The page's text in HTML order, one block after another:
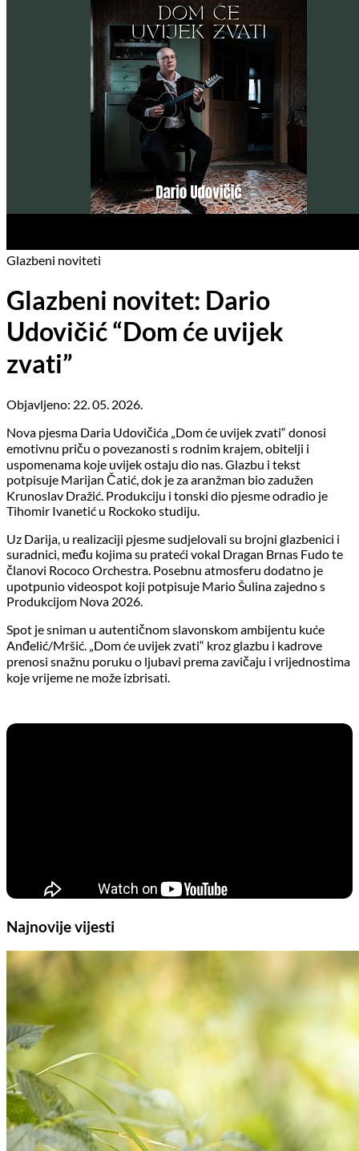
Glazbeni noviteti
Glazbeni novitet: Dario
Udovičić “Dom će uvijek
zvati”
Objavljeno: 22. 05. 2026.
Nova pjesma Daria Udovičića „Dom će uvijek zvati“ donosi
emotivnu priču o povezanosti s rodnim krajem, obitelji i
uspomenama koje uvijek ostaju dio nas. Glazbu i tekst
potpisuje Marijan Čatić, dok je za aranžman bio zadužen
Krunoslav Dražić. Produkciju i tonski dio pjesme odradio je
Tihomir Ivanetić u Rockoko studiju.
Uz Darija, u realizaciji pjesme sudjelovali su brojni glazbenici i
suradnici, među kojima su prateći vokal Dragan Brnas Fudo te
članovi Rococo Orchestra. Posebnu atmosferu dodatno je
upotpunio videospot koji potpisuje Mario Šulina zajedno s
Produkcijom Nova 2026.
Spot je sniman u autentičnom slavonskom ambijentu kuće
Anđelić/Mršić. „Dom će uvijek zvati“ kroz glazbu i kadrove
prenosi snažnu poruku o ljubavi prema zavičaju i vrijednostima
koje vrijeme ne može izbrisati.
Najnovije vijesti